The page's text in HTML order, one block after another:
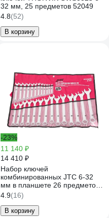
32 мм, 25 предметов 52049
4.8(52)
В корзину
-23%
11 140 ₽
14 410 ₽
Набор ключей
комбинированных JTC 6-32
мм в планшете 26 предметов,
AE2426S 673359
4.9(16)
В корзину